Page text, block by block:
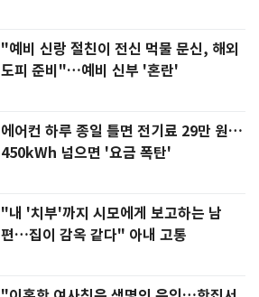
"예비 신랑 절친이 전신 먹물 문신, 해외
도피 준비"…예비 신부 '혼란'
에어컨 하루 종일 틀면 전기료 29만 원…
450kWh 넘으면 '요금 폭탄'
"내 '치부'까지 시모에게 보고하는 남
편…집이 감옥 같다" 아내 고통